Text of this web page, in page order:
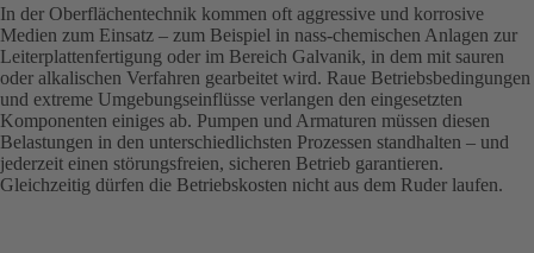
In der Oberflächentechnik kommen oft aggressive und korrosive
Medien zum Einsatz – zum Beispiel in nass-chemischen Anlagen zur
Leiterplattenfertigung oder im Bereich Galvanik, in dem mit sauren
oder alkalischen Verfahren gearbeitet wird. Raue Be­triebsbedingungen
und extreme Umgebungseinflüsse verlangen den eingesetzten
Komponenten einiges ab. Pumpen und Armaturen müssen diesen
Belastungen in den unterschiedlichsten Prozessen standhalten – und
jederzeit einen störungsfreien, sicheren Betrieb garantieren.
Gleichzeitig dürfen die Betriebskosten nicht aus dem Ruder laufen.